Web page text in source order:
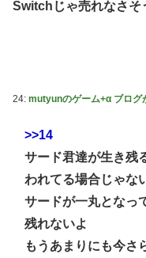
の債務超過
「ドラゴンボール」
【デレマス】 810プ
【〈物語〉シリーズ
やる夫のダンジョン
「創刻のファイアホ
TCG・その後」
「ドラクエ11」攻略
ぴのビスチェ」可愛
Switchじゃ売れなさそ
24: mutyunのゲーム+α ブログ
>>14
サード君達が生き残
われてる場合じゃな
サードが一丸となっ
残れないよ
もうあまりにも今さ